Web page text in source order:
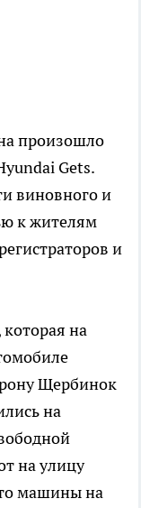
произошло
Gets.
виновного и
к жителям
и
на
Щербинок
на
на улицу
машины на